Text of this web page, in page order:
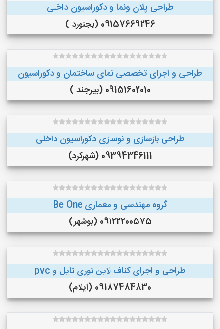
طراحی پلان ونما و دکوراسیون داخلی
09157669246 (بجنورد )
طراحی و اجرای تخصصی نمای ساختمان و دکوراسیون
09151602010 (بیرجند )
طراحی بازسازی و نوسازی دکوراسیون داخلی
09394346111 (شهرکرد)
گروه مهندسی و معماری Be One
09122200575 (بوشهر)
طراحی و اجرای کناف لاین نوری تایل و pvc
09187484830 (ایلام)